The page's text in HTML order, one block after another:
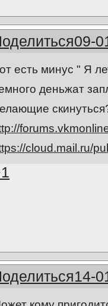
09-
есть минус " Я
деньжат
cloud.mail.ru/
14-